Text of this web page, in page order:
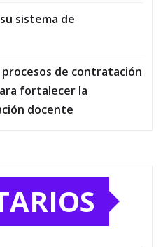
sistema de
procesos de contratación
fortalecer la
docente